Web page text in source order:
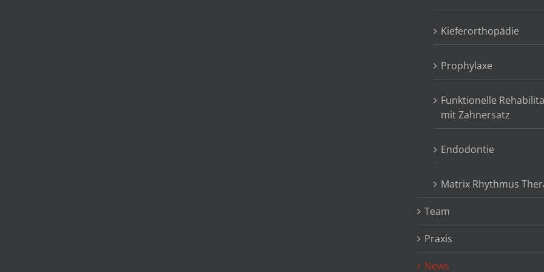
Kieferorthopädie
Prophylaxe
Funktionelle
mit Zahnersatz
Endodontie
Matrix Rhythmus
Team
Praxis
News